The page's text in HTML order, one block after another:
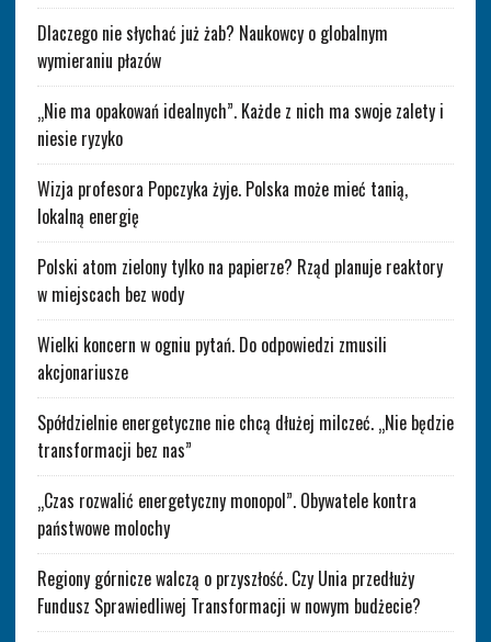
Dlaczego nie słychać już żab? Naukowcy o globalnym
wymieraniu płazów
„Nie ma opakowań idealnych”. Każde z nich ma swoje zalety i
niesie ryzyko
Wizja profesora Popczyka żyje. Polska może mieć tanią,
lokalną energię
Polski atom zielony tylko na papierze? Rząd planuje reaktory
w miejscach bez wody
Wielki koncern w ogniu pytań. Do odpowiedzi zmusili
akcjonariusze
Spółdzielnie energetyczne nie chcą dłużej milczeć. „Nie będzie
transformacji bez nas”
„Czas rozwalić energetyczny monopol”. Obywatele kontra
państwowe molochy
Regiony górnicze walczą o przyszłość. Czy Unia przedłuży
Fundusz Sprawiedliwej Transformacji w nowym budżecie?